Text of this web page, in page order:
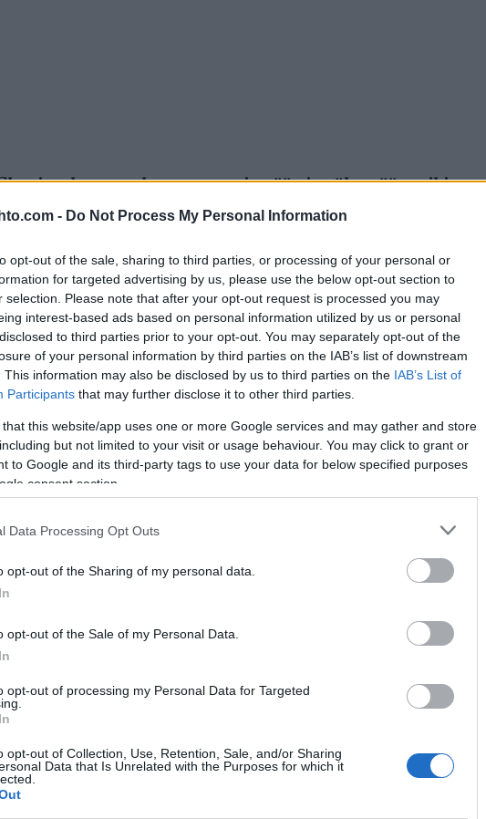
- Do Not Process My Personal Information
opt-out of the sale, sharing to third parties, or processing of your personal or
for targeted advertising by us, please use the below opt-out section to
selection. Please note that after your opt-out request is processed you may
interest-based ads based on personal information utilized by us or personal
to third parties prior to your opt-out. You may separately opt-out of the
of your personal information by third parties on the IAB’s list of downstream
This information may also be disclosed by us to third parties on the IAB’s List of
Participants that may further disclose it to other third parties.
that this website/app uses one or more Google services and may gather and store
but not limited to your visit or usage behaviour. You may click to grant or
to Google and its third-party tags to use your data for below specified purposes
consent section.
Data Processing Opt Outs
opt-out of the Sharing of my personal data.
opt-out of the Sale of my Personal Data.
opt-out of processing my Personal Data for Targeted
opt-out of Collection, Use, Retention, Sale, and/or Sharing
Data that Is Unrelated with the Purposes for which it
-kauteen haastamaan itseään ja näkemään mihin
tunnetuimpia nimiä yhdeksän hiihtäjän joukkueessa ovat
naishiihtäjä on Mervi Vanhakylä. Miehiä
innostuksen hiihtoon. Ville Mäkelä, Jussi Häkkinen,
-kauteen haastamaan itseään ja näkemään mihin
tunnetuimpia nimiä yhdeksän hiihtäjän joukkueessa
Miehiä joukkueessa on kuusi, ja kaikki jakavat
Häkkinen, Mikael Lähteenmäki, Santeri Ryhänen,
ovat miesten kuusikko joukkueessa. Liukkonen
parhaana tuloksenaan 52. sija
hiihdon harrastajia. Kainulaisen Annin kanssa
viikonloppuun ja pystymme näin tukemaan
kehittämään tallitoimintaansa, erityisesti suksihuollon
matkaan. Varsinkin ekaan viikonloppuun meillä
miehissäkin tasavahva joukkue. Miehissä